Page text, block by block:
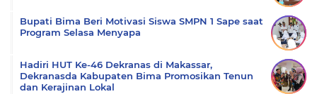
Bupati Bima Beri Motivasi Siswa SMPN 1 Sape saat
Program Selasa Menyapa
Hadiri HUT Ke-46 Dekranas di Makassar,
Dekranasda Kabupaten Bima Promosikan Tenun
dan Kerajinan Lokal